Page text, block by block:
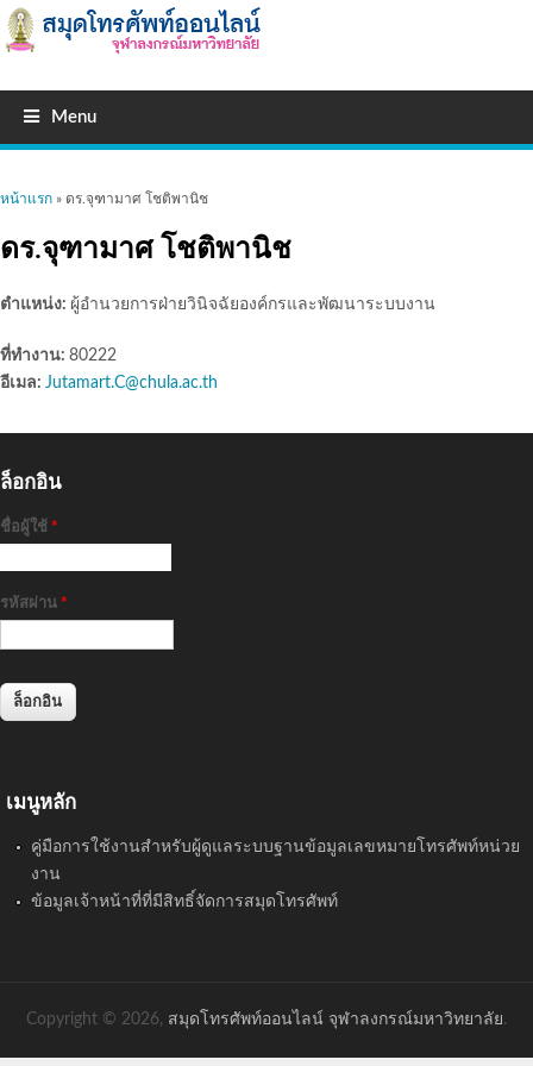
Menu
คุณอยู่ที่นี่
หน้าแรก » ดร.จุฑามาศ โชติพานิช
ดร.จุฑามาศ โชติพานิช
ตำแหน่ง: ผู้อำนวยการฝ่ายวินิจฉัยองค์กรและพัฒนาระบบงาน
ที่ทำงาน: 80222
อีเมล: Jutamart.C@chula.ac.th
ล็อกอิน
ชื่อผู้ใช้ *
รหัสผ่าน *
เมนูหลัก
คู่มือการใช้งานสำหรับผู้ดูแลระบบฐานข้อมูลเลขหมายโทรศัพท์หน่วย
งาน
ข้อมูลเจ้าหน้าที่ที่มีสิทธิ์จัดการสมุดโทรศัพท์
Copyright © 2026, สมุดโทรศัพท์ออนไลน์ จุฬาลงกรณ์มหาวิทยาลัย.